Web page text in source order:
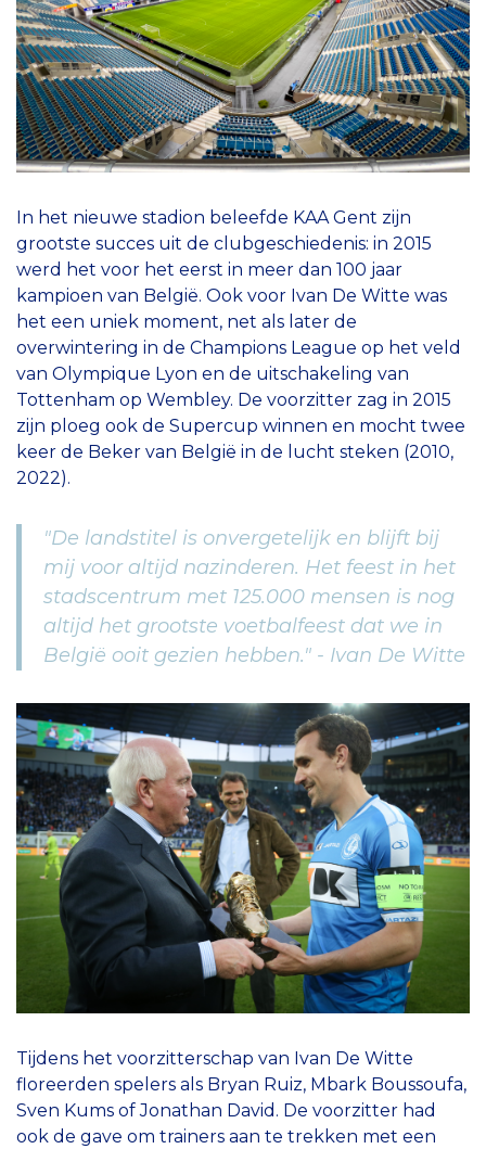
In het nieuwe stadion beleefde KAA Gent zijn
grootste succes uit de clubgeschiedenis: in 2015
werd het voor het eerst in meer dan 100 jaar
kampioen van België. Ook voor Ivan De Witte was
het een uniek moment, net als later de
overwintering in de Champions League op het veld
van Olympique Lyon en de uitschakeling van
Tottenham op Wembley. De voorzitter zag in 2015
zijn ploeg ook de Supercup winnen en mocht twee
keer de Beker van België in de lucht steken (2010,
2022).
"De landstitel is onvergetelijk en blijft bij
mij voor altijd nazinderen. Het feest in het
stadscentrum met 125.000 mensen is nog
altijd het grootste voetbalfeest dat we in
België ooit gezien hebben." - Ivan De Witte
Tijdens het voorzitterschap van Ivan De Witte
floreerden spelers als Bryan Ruiz, Mbark Boussoufa,
Sven Kums of Jonathan David. De voorzitter had
ook de gave om trainers aan te trekken met een